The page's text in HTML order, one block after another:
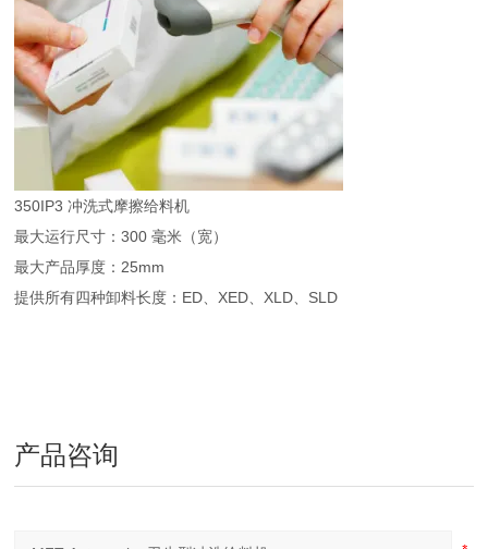
350IP3 冲洗式摩擦给料机
最大运行尺寸：300 毫米（宽）
最大产品厚度：25mm
提供所有四种卸料长度：ED、XED、XLD、SLD
产品咨询